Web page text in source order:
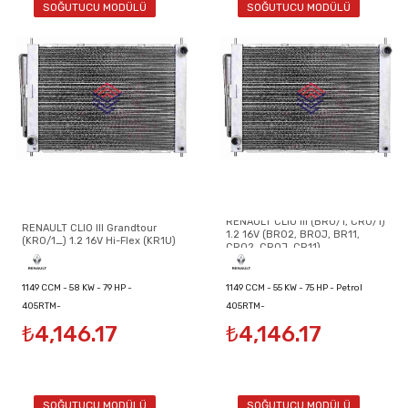
SOĞUTUCU MODÜLÜ
RENAULT CLIO III Grandtour
(KR0/1_) 1.2 16V Hi-Flex (KR1U)
1149 CCM - 58 KW - 79 HP -
Petrol/Ethanol
405RTM-
8200134606/8200149953/8200289181
₺4,146.17
SOĞUTUCU MODÜLÜ
RENAULT CLIO III (BR0/1, CR0/1)
1.2 16V (BR02, BR0J, BR11,
CR02, CR0J, CR11)
1149 CCM - 55 KW - 75 HP - Petrol
405RTM-
8200134606/8200149953/8200289181
₺4,146.17
SOĞUTUCU MODÜLÜ SOĞUTUCU MODÜLÜ